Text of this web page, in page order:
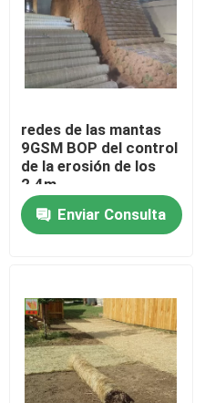
redes de las mantas
9GSM BOP del control
de la erosión de los
2.4m
Enviar Consulta